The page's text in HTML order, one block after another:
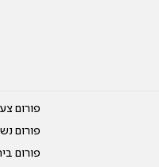
פורום
פורום
פורום